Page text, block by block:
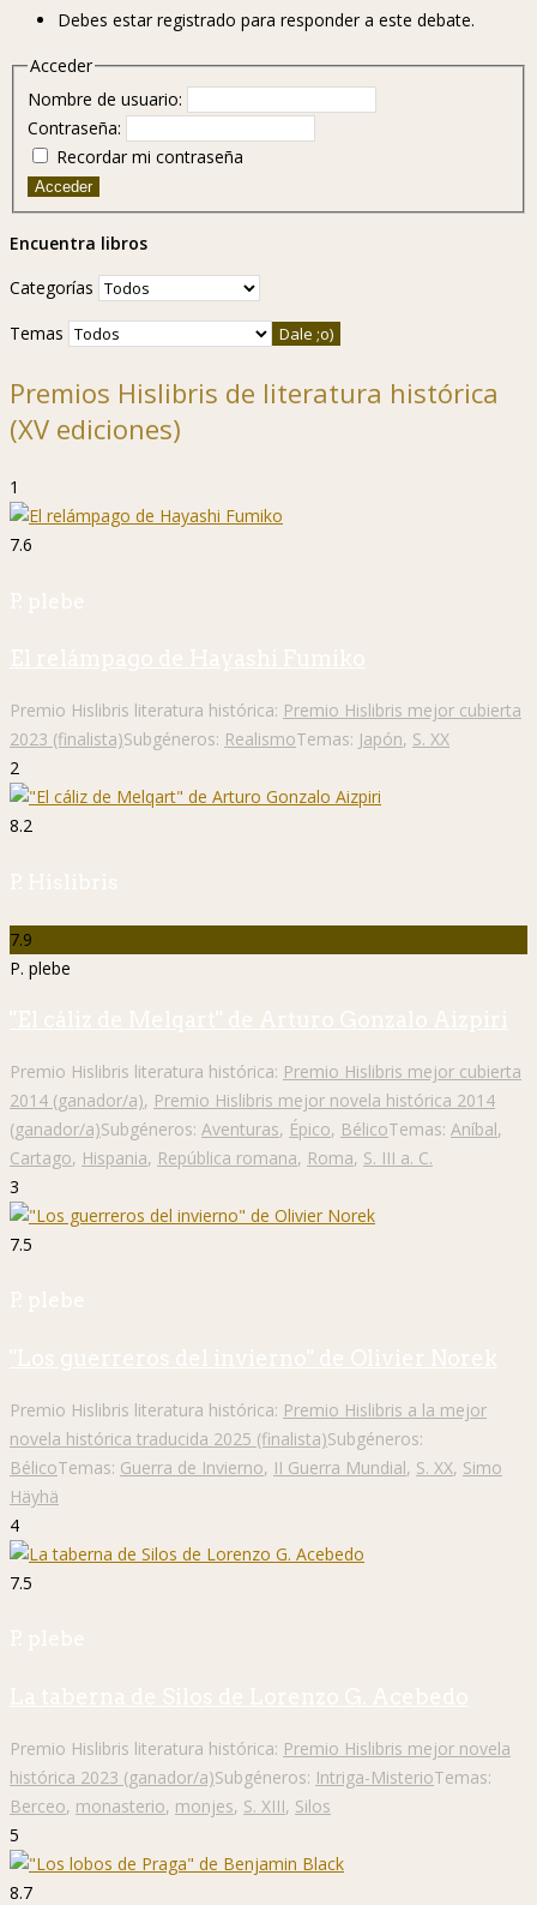
Debes estar registrado para responder a este debate.
Acceder
Nombre de usuario:
Contraseña:
Recordar mi contraseña
Acceder
Encuentra libros
Categorías
Temas
Premios Hislibris de literatura histórica
(XV ediciones)
1
7.6
P. plebe
El relámpago de Hayashi Fumiko
Premio Hislibris literatura histórica: Premio Hislibris mejor cubierta
2023 (finalista)Subgéneros: RealismoTemas: Japón, S. XX
2
8.2
P. Hislibris
7.9
P. plebe
"El cáliz de Melqart" de Arturo Gonzalo Aizpiri
Premio Hislibris literatura histórica: Premio Hislibris mejor cubierta
2014 (ganador/a), Premio Hislibris mejor novela histórica 2014
(ganador/a)Subgéneros: Aventuras, Épico, BélicoTemas: Aníbal,
Cartago, Hispania, República romana, Roma, S. III a. C.
3
7.5
P. plebe
"Los guerreros del invierno" de Olivier Norek
Premio Hislibris literatura histórica: Premio Hislibris a la mejor
novela histórica traducida 2025 (finalista)Subgéneros:
BélicoTemas: Guerra de Invierno, II Guerra Mundial, S. XX, Simo
Häyhä
4
7.5
P. plebe
La taberna de Silos de Lorenzo G. Acebedo
Premio Hislibris literatura histórica: Premio Hislibris mejor novela
histórica 2023 (ganador/a)Subgéneros: Intriga-MisterioTemas:
Berceo, monasterio, monjes, S. XIII, Silos
5
8.7